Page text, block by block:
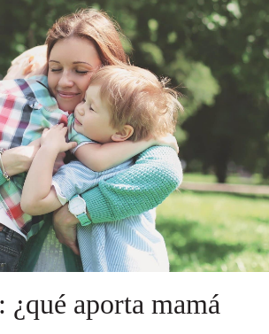
¿qué aporta mamá